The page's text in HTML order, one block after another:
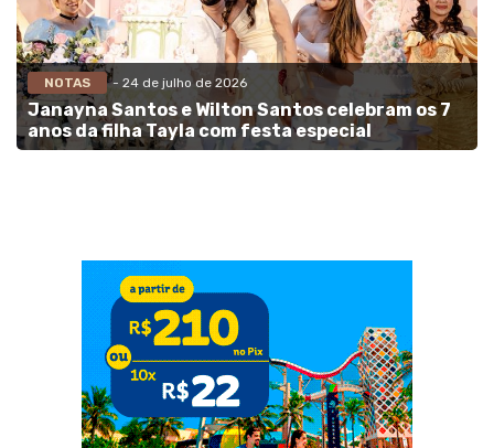
NOTAS - 24 de julho de 2026
Janayna Santos e Wilton Santos celebram os 7
anos da filha Tayla com festa especial